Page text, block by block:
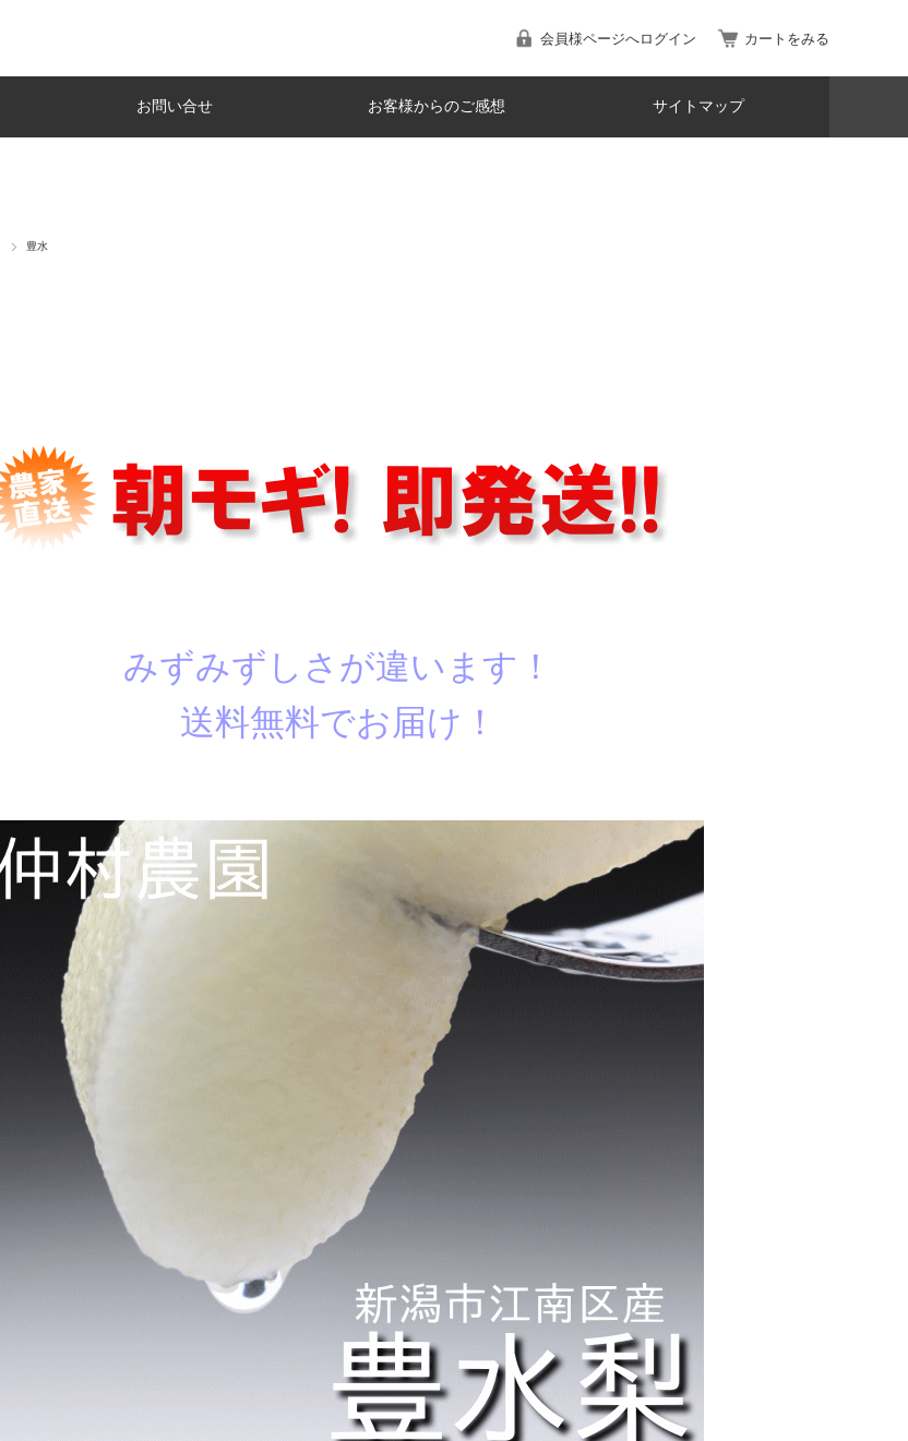
会員様ページへログイン カートをみる
お問い合せ お客様からのご感想 サイトマップ
豊水
みずみずしさが違います！
送料無料でお届け！